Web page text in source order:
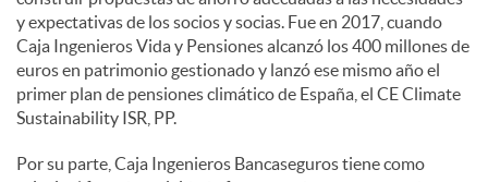
y expectativas de los socios y socias. Fue en 2017, cuando
Caja Ingenieros Vida y Pensiones alcanzó los 400 millones de
euros en patrimonio gestionado y lanzó ese mismo año el
primer plan de pensiones climático de España, el CE Climate
Sustainability ISR, PP.
Por su parte, Caja Ingenieros Bancaseguros tiene como